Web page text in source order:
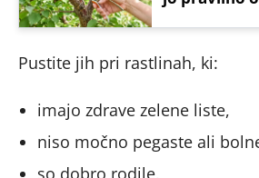
Pustite jih pri rastlinah, ki:
imajo zdrave zelene liste,
niso močno pegaste ali
so dobro rodile,